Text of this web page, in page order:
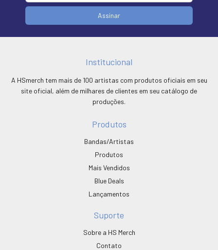
Institucional
A HSmerch tem mais de 100 artistas com produtos oficiais em seu
site oficial, além de milhares de clientes em seu catálogo de
produções.
Produtos
Bandas/Artistas
Produtos
Mais Vendidos
Blue Deals
Lançamentos
Suporte
Sobre a HS Merch
Contato